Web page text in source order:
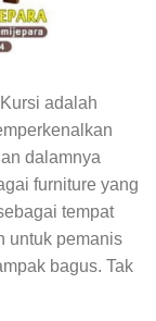
adalah
dalamnya
furniture yang
tempat
untuk pemanis
bagus. Tak